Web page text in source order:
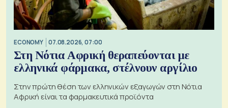
ECONOMY 07.08.2026, 07:00
Στη Νότια Αφρική θεραπεύονται με
ελληνικά φάρμακα, στέλνουν αργίλιο
Στην πρώτη θέση των ελληνικών εξαγωγών στη Νότια
Αφρική είναι τα φαρμακευτικά προϊόντα